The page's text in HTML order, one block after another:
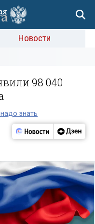
Новости
98 040
знать